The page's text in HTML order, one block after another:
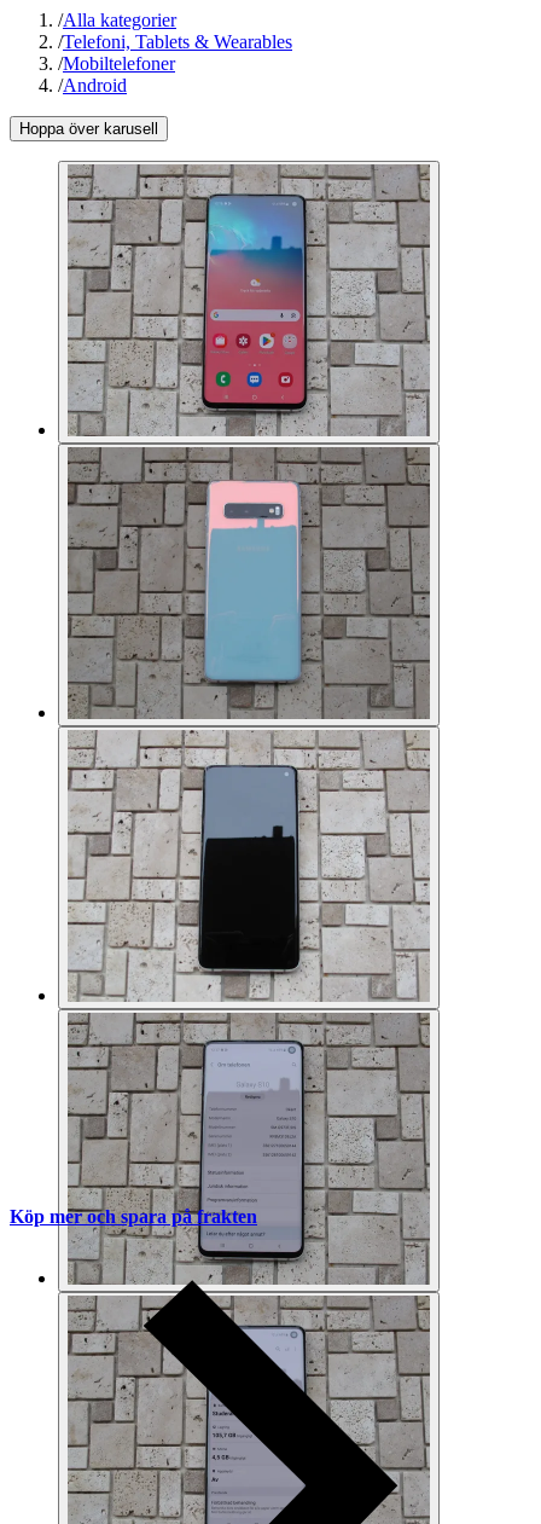
/Alla kategorier
/Telefoni, Tablets & Wearables
/Mobiltelefoner
/Android
Hoppa över karusell
Köp mer och spara på frakten